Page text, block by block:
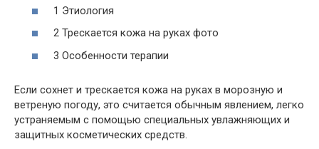
1 Этиология
2 Трескается кожа на руках фото
3 Особенности терапии
Если сохнет и трескается кожа на руках в морозную и
ветреную погоду, это считается обычным явлением, легко
устраняемым с помощью специальных увлажняющих и
защитных косметических средств.